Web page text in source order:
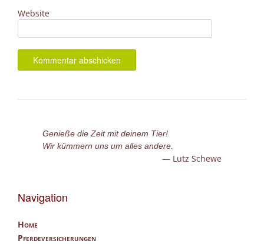
Website
Genieße die Zeit mit deinem Tier!
Wir kümmern uns um alles andere.
Lutz Schewe
Navigation
Home
Pferdeversicherungen